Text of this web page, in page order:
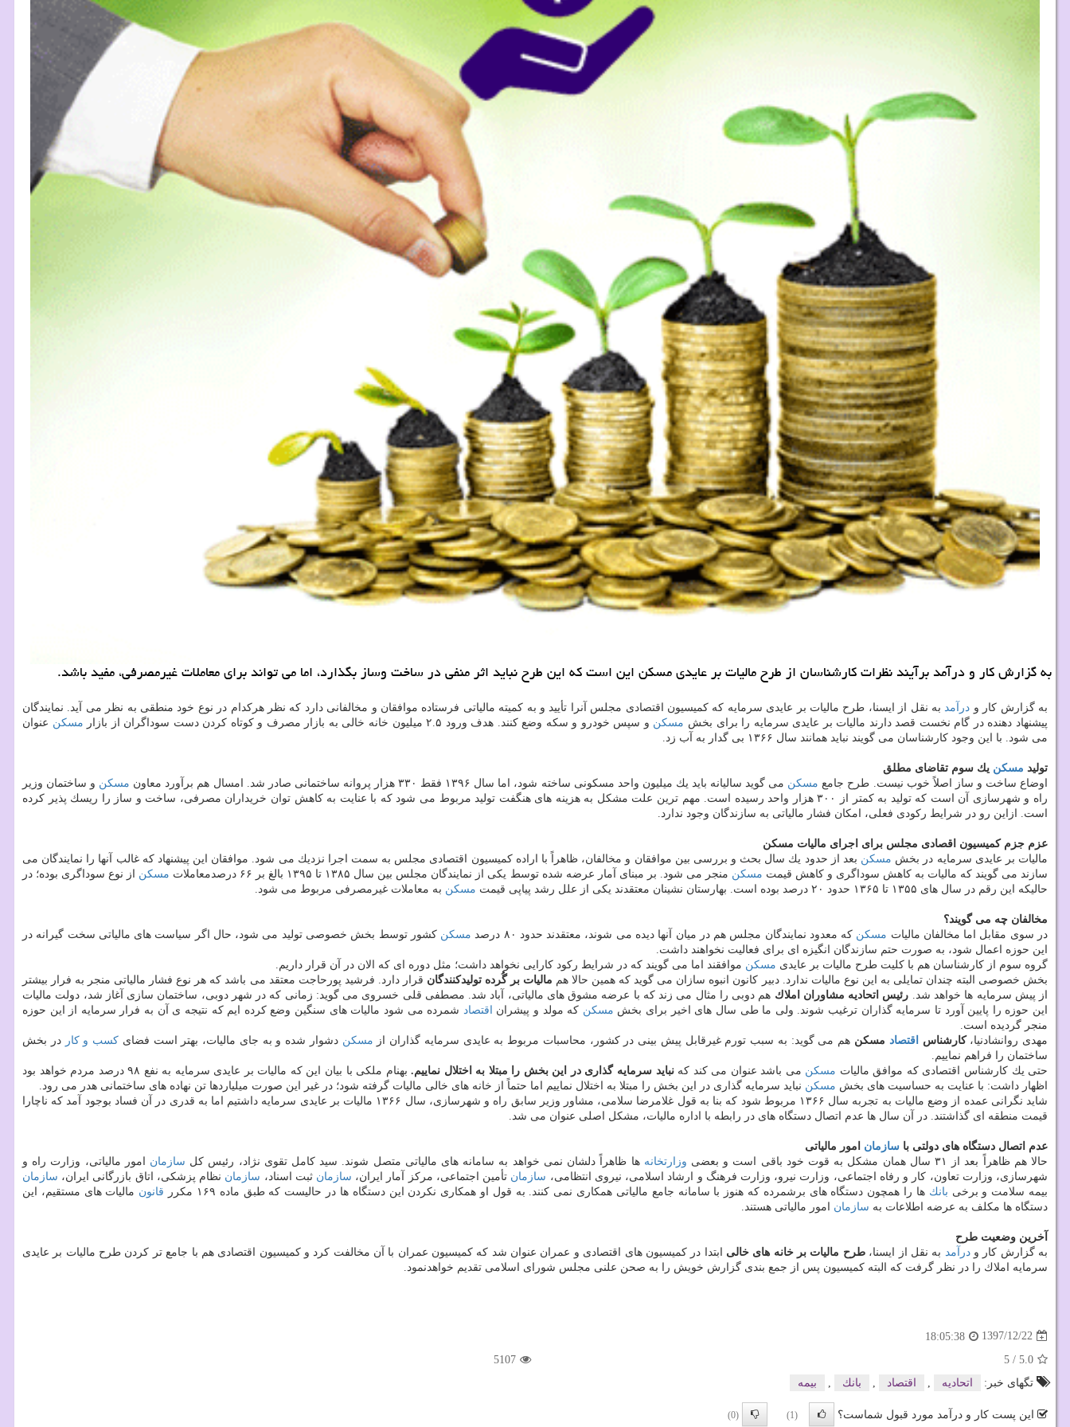
به گزارش كار و درآمد برآیند نظرات كارشناسان از طرح مالیات بر عایدی مسكن این است كه این طرح نباید اثر منفی در ساخت وساز بگذارد، اما می تواند برای معاملات غیرمصرفی، مفید باشد.
به گزارش كار و درآمدبه نقل از ایسنا، طرح مالیات بر عایدی سرمایه كه كمیسیون اقتصادی مجلس آنرا تأیید و به كمیته مالیاتی فرستاده موافقان و مخالفانی دارد كه نظر هركدام در نوع خود منطقی به نظر می آید. نمایندگان
پیشنهاد دهنده در گام نخست قصد دارند مالیات بر عایدی سرمایه را برای بخش مسكن و سپس خودرو و سكه وضع كنند. هدف ورود ۲.۵ میلیون خانه خالی به بازار مصرف و كوتاه كردن دست سوداگران از بازار مسكن عنوان
می شود. با این وجود كارشناسان می گویند نباید همانند سال ۱۳۶۶ بی گدار به آب زد.
تولید مسكن یك سوم تقاضای مطلق
اوضاع ساخت و ساز اصلاً خوب نیست. طرح جامع مسكن می گوید سالیانه باید یك میلیون واحد مسكونی ساخته شود، اما سال ۱۳۹۶ فقط ۳۳۰ هزار پروانه ساختمانی صادر شد. امسال هم برآورد معاون مسكن و ساختمان وزیر
راه و شهرسازی آن است كه تولید به كمتر از ۳۰۰ هزار واحد رسیده است. مهم ترین علت مشكل به هزینه های هنگفت تولید مربوط می شود كه با عنایت به كاهش توان خریداران مصرفی، ساخت و ساز را ریسك پذیر كرده
است. ازاین رو در شرایط ركودی فعلی، امكان فشار مالیاتی به سازندگان وجود ندارد.
عزم جزم كمیسیون اقصادی مجلس برای اجرای مالیات مسكن
مالیات بر عایدی سرمایه در بخش مسكن بعد از حدود یك سال بحث و بررسی بین موافقان و مخالفان، ظاهراً با اراده كمیسیون اقتصادی مجلس به سمت اجرا نزدیك می شود. موافقان این پیشنهاد كه غالب آنها را نمایندگان می
سازند می گویند كه مالیات به كاهش سوداگری و كاهش قیمت مسكن منجر می شود. بر مبنای آمار عرضه شده توسط یكی از نمایندگان مجلس بین سال ۱۳۸۵ تا ۱۳۹۵ بالغ بر ۶۶ درصدمعاملات مسكن از نوع سوداگری بوده؛ در
حالیكه این رقم در سال های ۱۳۵۵ تا ۱۳۶۵ حدود ۲۰ درصد بوده است. بهارستان نشینان معتقدند یكی از علل رشد پیاپی قیمت
مسكن به معاملات غیرمصرفی مربوط می شود.
مخالفان چه می گویند؟
در سوی مقابل اما مخالفان مالیات مسكن كه معدود نمایندگان مجلس هم در میان آنها دیده می شوند، معتقدند حدود ۸۰ درصد مسكن كشور توسط بخش خصوصی تولید می شود، حال اگر سیاست های مالیاتی سخت گیرانه در
این حوزه اعمال شود، به صورت حتم سازندگان انگیزه ای برای فعالیت نخواهند داشت.
گروه سوم از كارشناسان هم با كلیت طرح مالیات بر عایدی مسكن موافقند اما می گویند كه در شرایط ركود كارایی نخواهد داشت؛ مثل دوره ای كه الان در آن قرار داریم.
بخش خصوصی البته چندان تمایلی به این نوع مالیات ندارد. دبیر كانون انبوه سازان می گوید كه همین حالا هم مالیات بر گُرده تولیدكنندگان قرار دارد. فرشید پورحاجت معتقد می باشد كه هر نوع فشار مالیاتی منجر به فرار بیشتر
از پیش سرمایه ها خواهد شد. رئیس اتحادیه مشاوران املاك هم دوبی را مثال می زند كه با عرضه مشوق های مالیاتی، آباد شد. مصطفی قلی خسروی می گوید: زمانی كه در شهر دوبی، ساختمان سازی آغاز شد، دولت مالیات
این حوزه را پایین آورد تا سرمایه گذاران ترغیب شوند. ولی ما طی سال های اخیر برای بخش مسكن كه مولد و پیشران اقتصاد شمرده می شود مالیات های سنگین وضع كرده ایم كه نتیجه ی آن به فرار سرمایه از این حوزه
منجر گردیده است.
مهدی روانشادنیا،كارشناس اقتصاد مسكن هم می گوید: به سبب تورم غیرقابل پیش بینی در كشور، محاسبات مربوط به عایدی سرمایه گذاران از مسكن دشوار شده و به جای مالیات، بهتر است فضای كسب و كار در بخش
ساختمان را فراهم نماییم.
حتی یك كارشناس اقتصادی كه موافق مالیات مسكن می باشد عنوان می كند كه نباید سرمایه گذاری در این بخش را مبتلا به اختلال نماییم.
بهنام ملكی با بیان این كه مالیات بر عایدی سرمایه به نفع ۹۸ درصد مردم خواهد بود
اظهار داشت: با عنایت به حساسیت های بخش مسكن نباید سرمایه گذاری در این بخش را مبتلا به اختلال نماییم اما حتماً از خانه های خالی مالیات گرفته شود؛ در غیر این صورت میلیاردها تن نهاده های ساختمانی هدر می رود.
شاید نگرانی عمده از وضع مالیات به تجربه سال ۱۳۶۶ مربوط شود كه بنا به قول غلامرضا سلامی، مشاور وزیر سابق راه و شهرسازی، سال ۱۳۶۶ مالیات بر عایدی سرمایه داشتیم اما به قدری در آن فساد بوجود آمد كه ناچارا
قیمت منطقه ای گذاشتند. در آن سال ها عدم اتصال دستگاه های در رابطه با اداره مالیات، مشكل اصلی عنوان می شد.
عدم اتصال دستگاه های دولتی با سازمان امور مالیاتی
حالا هم ظاهراً بعد از ۳۱ سال همان مشكل به قوت خود باقی است و بعضی
وزارتخانه ها ظاهراً دلشان نمی خواهد به سامانه های مالیاتی متصل شوند. سید كامل تقوی نژاد، رئیس كل سازمان امور مالیاتی، وزارت راه و
شهرسازی، وزارت تعاون، كار و رفاه اجتماعی، وزارت نیرو، وزارت فرهنگ و ارشاد اسلامی، نیروی انتظامی، سازمان تأمین اجتماعی، مركز آمار ایران، سازمان ثبت اسناد، سازمان نظام پزشكی، اتاق بازرگانی ایران، سازمان
بیمه سلامت و برخی بانك ها را همچون دستگاه های برشمرده كه هنوز با سامانه جامع مالیاتی همكاری نمی كنند. به قول او همكاری نكردن این دستگاه ها در حالیست كه طبق ماده ۱۶۹ مكرر قانون مالیات های مستقیم، این
دستگاه ها مكلف به عرضه اطلاعات به سازمان امور مالیاتی هستند.
آخرین وضعیت طرح
به گزارش كار ودرآمد به نقل از ایسنا،طرح مالیات بر خانه های خالی ابتدا در كمیسیون های اقتصادی و عمران عنوان شد كه كمیسیون عمران با آن مخالفت كرد و كمیسیون اقتصادی هم با جامع تر كردن طرح مالیات بر عایدی
سرمایه املاك را در نظر گرفت كه البته كمیسیون پس از جمع بندی گزارش خویش را به صحن علنی مجلس شورای اسلامی تقدیم خواهدنمود.
1397/12/22
18:05:38
5.0
/
5
5107
تگهای خبر:
اتحادیه , اقتصاد , بانك , بیمه
این پست کار و درآمد مورد قبول شماست؟ (1)
(0)